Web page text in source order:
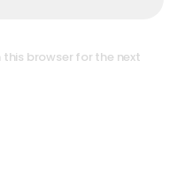
this browser for the next